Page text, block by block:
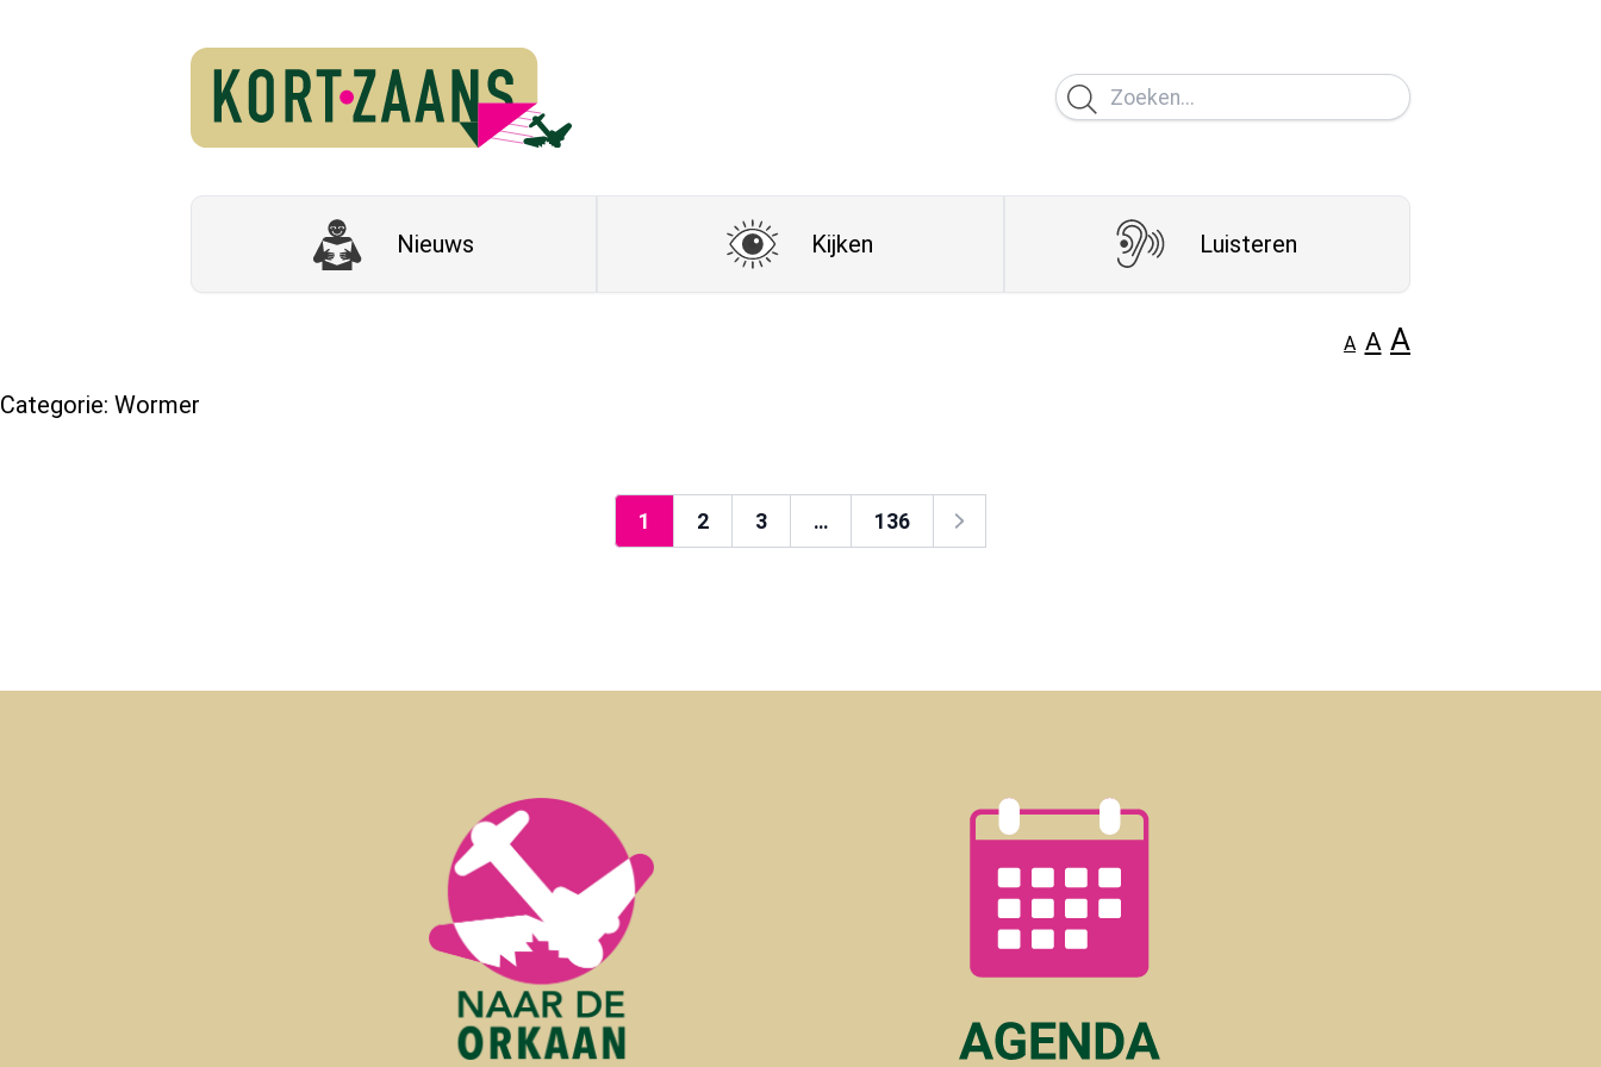
Nieuws Kijken Luisteren
A A A
Categorie: Wormer
1 2 3 … 136
Volgende